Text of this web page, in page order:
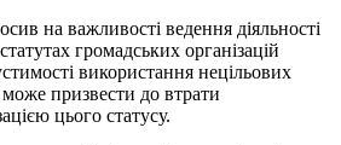
на важливості ведення діяльності
громадських організацій
використання нецільових
призвести до втрати
цього статусу.